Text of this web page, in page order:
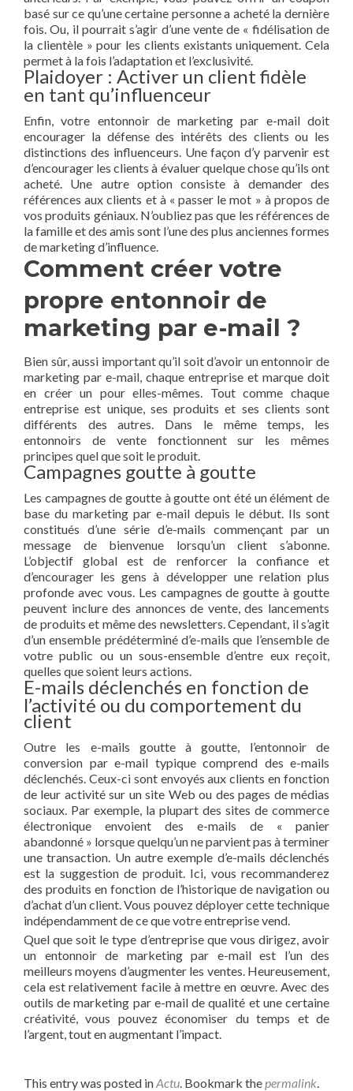
basé sur ce qu’une certaine personne a acheté la dernière
fois. Ou, il pourrait s’agir d’une vente de « fidélisation de
la clientèle » pour les clients existants uniquement. Cela
permet à la fois l’adaptation et l’exclusivité.
Plaidoyer : Activer un client fidèle
en tant qu’influenceur
Enfin, votre entonnoir de marketing par e-mail doit
encourager la défense des intérêts des clients ou les
distinctions des influenceurs. Une façon d’y parvenir est
d’encourager les clients à évaluer quelque chose qu’ils ont
acheté. Une autre option consiste à demander des
références aux clients et à « passer le mot » à propos de
vos produits géniaux. N’oubliez pas que les références de
la famille et des amis sont l’une des plus anciennes formes
de marketing d’influence.
Comment créer votre
propre entonnoir de
marketing par e-mail ?
Bien sûr, aussi important qu’il soit d’avoir un entonnoir de
marketing par e-mail, chaque entreprise et marque doit
en créer un pour elles-mêmes. Tout comme chaque
entreprise est unique, ses produits et ses clients sont
différents des autres. Dans le même temps, les
entonnoirs de vente fonctionnent sur les mêmes
principes quel que soit le produit.
Campagnes goutte à goutte
Les campagnes de goutte à goutte ont été un élément de
base du marketing par e-mail depuis le début. Ils sont
constitués d’une série d’e-mails commençant par un
message de bienvenue lorsqu’un client s’abonne.
L’objectif global est de renforcer la confiance et
d’encourager les gens à développer une relation plus
profonde avec vous. Les campagnes de goutte à goutte
peuvent inclure des annonces de vente, des lancements
de produits et même des newsletters. Cependant, il s’agit
d’un ensemble prédéterminé d’e-mails que l’ensemble de
votre public ou un sous-ensemble d’entre eux reçoit,
quelles que soient leurs actions.
E-mails déclenchés en fonction de
l’activité ou du comportement du
client
Outre les e-mails goutte à goutte, l’entonnoir de
conversion par e-mail typique comprend des e-mails
déclenchés. Ceux-ci sont envoyés aux clients en fonction
de leur activité sur un site Web ou des pages de médias
sociaux. Par exemple, la plupart des sites de commerce
électronique envoient des e-mails de « panier
abandonné » lorsque quelqu’un ne parvient pas à terminer
une transaction. Un autre exemple d’e-mails déclenchés
est la suggestion de produit. Ici, vous recommanderez
des produits en fonction de l’historique de navigation ou
d’achat d’un client. Vous pouvez déployer cette technique
indépendamment de ce que votre entreprise vend.
Quel que soit le type d’entreprise que vous dirigez, avoir
un entonnoir de marketing par e-mail est l’un des
meilleurs moyens d’augmenter les ventes. Heureusement,
cela est relativement facile à mettre en œuvre. Avec des
outils de marketing par e-mail de qualité et une certaine
créativité, vous pouvez économiser du temps et de
l’argent, tout en augmentant l’impact.
This entry was posted inActu . Bookmark the permalink